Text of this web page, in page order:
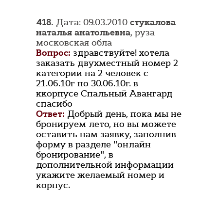
418. Дата: 09.03.2010 стукалова
наталья анатольевна, руза
московская обла
Вопрос: здравствуйте! хотела
заказать двухместный номер 2
категории на 2 человек с
21.06.10г по 30.06.10г. в
ккорпусе Спальный Авангард
спасибо
Ответ: Добрый день, пока мы не
бронируем лето, но вы можете
оставить нам заявку, заполнив
форму в разделе "онлайн
бронирование", в
дополнительной информации
укажите желаемый номер и
корпус.